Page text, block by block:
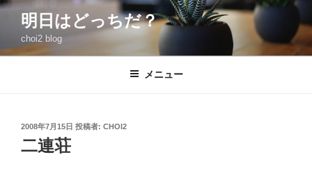
コ
ン
明日はどっちだ？
choi2 blog
メニュー
投
稿
日:
2008年7月15日 投稿者: CHOI2
二連荘